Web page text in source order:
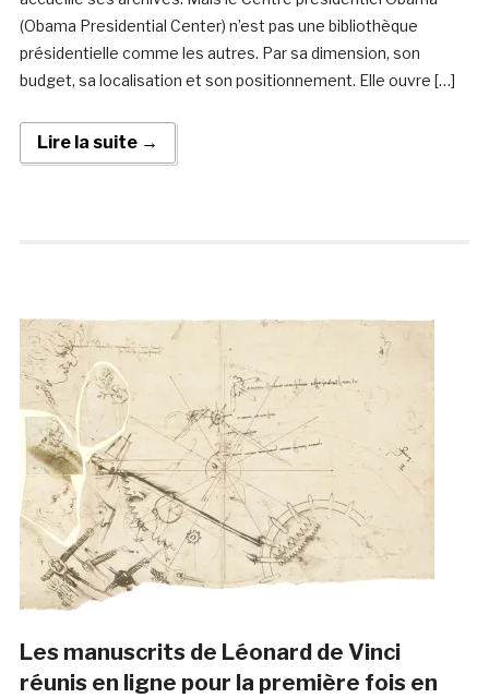
(Obama Presidential Center) n’est pas une bibliothèque
présidentielle comme les autres. Par sa dimension, son
budget, sa localisation et son positionnement. Elle ouvre […]
Lire la suite →
Les manuscrits de Léonard de Vinci
réunis en ligne pour la première fois en